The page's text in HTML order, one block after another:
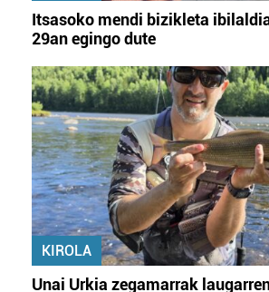
Itsasoko mendi bizikleta
29an egingo dute
KIROLA
Unai Urkia zegamarrak